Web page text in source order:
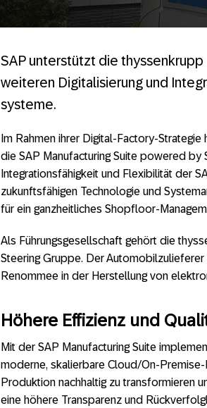
SAP unterstützt die
weiteren Digitalisierung und
systeme.
Im Rahmen ihrer Digital-Factory-
die SAP Manufacturing Suite powered
Integrationsfähigkeit und Flexibilität der
zukunftsfähigen Technologie und
für ein ganzheitliches Shopfloor-
Als Führungsgesellschaft gehört die
Steering Gruppe. Der
Renommee in der Herstellung von
Höhere Effizienz und
Mit der SAP Manufacturing Suite
moderne, skalierbare Cloud/On-
Produktion nachhaltig zu transformieren
eine höhere Transparenz und